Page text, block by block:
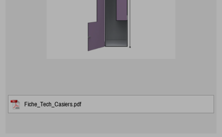
Fiche_Tech_Casiers.pdf